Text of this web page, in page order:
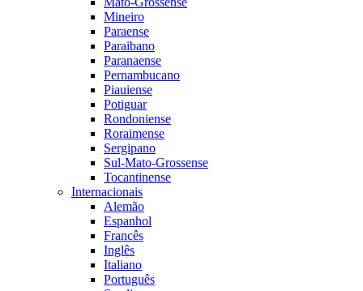
Mineiro
Paraense
Paraibano
Paranaense
Pernambucano
Piauiense
Potiguar
Rondoniense
Roraimense
Sergipano
Sul-Mato-Grossense
Tocantinense
Internacionais
Alemão
Espanhol
Francês
Inglês
Italiano
Português